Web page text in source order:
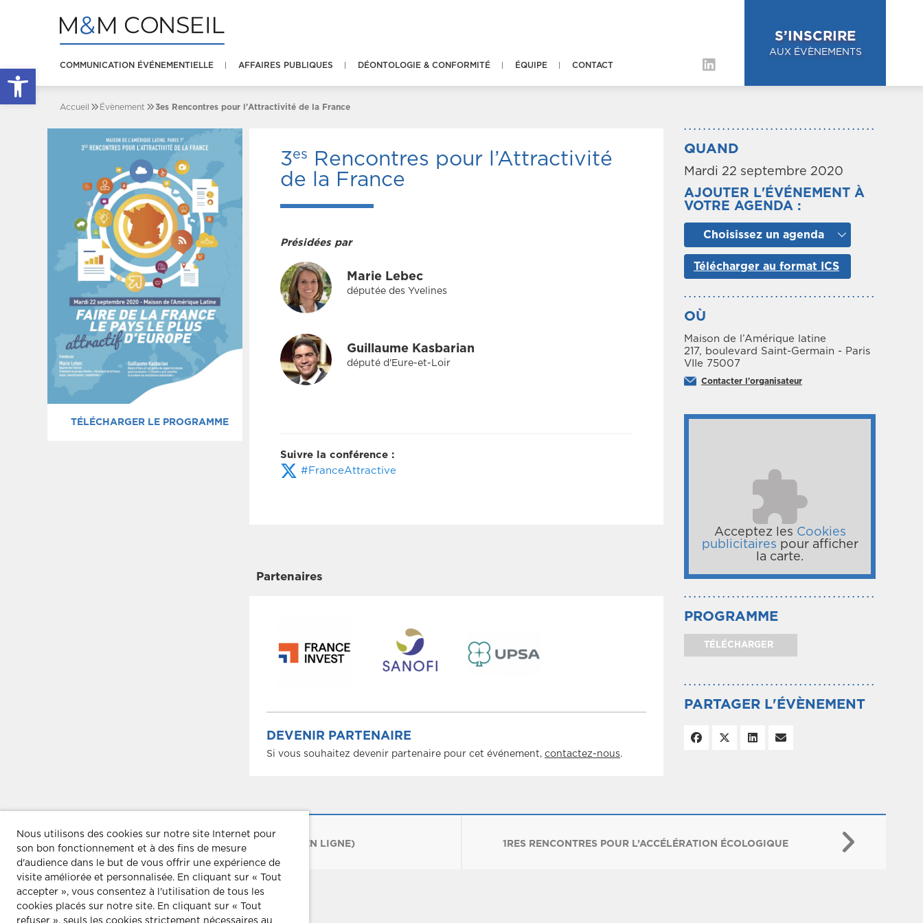
Ouvrir la barre d’outils
COMMUNICATION ÉVÉNEMENTIELLE AFFAIRES PUBLIQUES DÉONTOLOGIE & CONFORMITÉ ÉQUIPE CONTACT
S’INSCRIRE
AUX ÉVÈNEMENTS
Accueil Évènement 3es Rencontres pour l'Attractivité de la France
TÉLÉCHARGER LE PROGRAMME
3es
Rencontres pour l’Attractivité
de la France
Présidées par
Marie Lebec
députée des Yvelines
Guillaume Kasbarian
député d'Eure-et-Loir
Suivre la conférence :
#FranceAttractive
Partenaires
DEVENIR PARTENAIRE
Si vous souhaitez devenir partenaire pour cet événement, contactez-nous.
QUAND
Mardi 22 septembre 2020
AJOUTER L'ÉVÉNEMENT À
VOTRE AGENDA :
Choisissez un agenda
Télécharger au format ICS
OÙ
Maison de l’Amérique latine
217, boulevard Saint-Germain - Paris
VIIe 75007
Contacter l'organisateur
Acceptez les Cookies
publicitaires pour afficher
la carte.
PROGRAMME
TÉLÉCHARGER
PARTAGER L'ÉVÈNEMENT
LIVE INNOGAZ #3 (CONFÉRENCE EN LIGNE) 1RES RENCONTRES POUR L’ACCÉLÉRATION ÉCOLOGIQUE
Nous utilisons des cookies sur notre site Internet pour
son bon fonctionnement et à des fins de mesure
d'audience dans le but de vous offrir une expérience de
visite améliorée et personnalisée. En cliquant sur « Tout
accepter », vous consentez à l'utilisation de tous les
cookies placés sur notre site. En cliquant sur « Tout
refuser », seuls les cookies strictement nécessaires au